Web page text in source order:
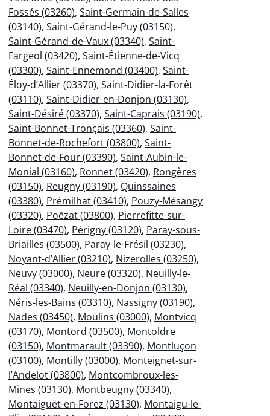
Fossés (03260), Saint-Germain-de-Salles
(03140), Saint-Gérand-le-Puy (03150),
Saint-Gérand-de-Vaux (03340), Saint-
Fargeol (03420), Saint-Étienne-de-Vicq
(03300), Saint-Ennemond (03400), Saint-
Éloy-d’Allier (03370), Saint-Didier-la-Forêt
(03110), Saint-Didier-en-Donjon (03130),
Saint-Désiré (03370), Saint-Caprais (03190),
Saint-Bonnet-Tronçais (03360), Saint-
Bonnet-de-Rochefort (03800), Saint-
Bonnet-de-Four (03390), Saint-Aubin-le-
Monial (03160), Ronnet (03420), Rongères
(03150), Reugny (03190), Quinssaines
(03380), Prémilhat (03410), Pouzy-Mésangy
(03320), Poëzat (03800), Pierrefitte-sur-
Loire (03470), Périgny (03120), Paray-sous-
Briailles (03500), Paray-le-Frésil (03230),
Noyant-d’Allier (03210), Nizerolles (03250),
Neuvy (03000), Neure (03320), Neuilly-le-
Réal (03340), Neuilly-en-Donjon (03130),
Néris-les-Bains (03310), Nassigny (03190),
Nades (03450), Moulins (03000), Montvicq
(03170), Montord (03500), Montoldre
(03150), Montmarault (03390), Montluçon
(03100), Montilly (03000), Monteignet-sur-
l’Andelot (03800), Montcombroux-les-
Mines (03130), Montbeugny (03340),
Montaiguët-en-Forez (03130), Montaigu-le-